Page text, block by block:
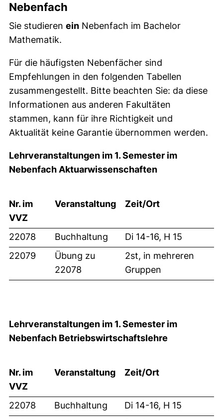
Nebenfach
Sie studieren ein Nebenfach im Bachelor
Mathematik.
Für die häufigsten Nebenfächer sind
Empfehlungen in den folgenden Tabellen
zusammengestellt. Bitte beachten Sie: da diese
Informationen aus anderen Fakultäten
stammen, kann für ihre Richtigkeit und
Aktualität keine Garantie übernommen werden.
Lehrveranstaltungen im 1. Semester im
Nebenfach Aktuarwissenschaften
Nr. im
VVZ
Veranstaltung Zeit/Ort
22078 Buchhaltung
Di 14-16, H 15
22079
Übung zu
22078
2st, in mehreren
Gruppen
Lehrveranstaltungen im 1. Semester im
Nebenfach Betriebswirtschaftslehre
Nr. im
VVZ
Veranstaltung Zeit/Ort
22078 Buchhaltung
Di 14-16, H 15